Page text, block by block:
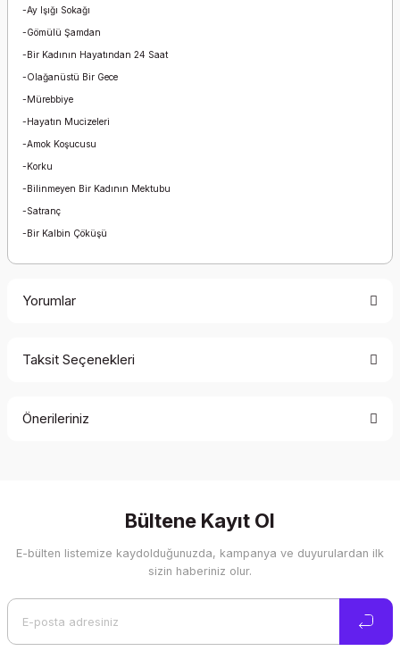
-Ay Işığı Sokağı
-Gömülü Şamdan
-Bir Kadının Hayatından 24 Saat
-Olağanüstü Bir Gece
-Mürebbiye
-Hayatın Mucizeleri
-Amok Koşucusu
-Korku
-Bilinmeyen Bir Kadının Mektubu
-Satranç
-Bir Kalbin Çöküşü
Yorumlar
Taksit Seçenekleri
Önerileriniz
Görüş ve önerileriniz için teşekkür ederiz.
Ürün resmi kalitesiz, bozuk veya görüntülenemiyor.
Bültene Kayıt Ol
E-bülten listemize kaydolduğunuzda, kampanya ve duyurulardan ilk
sizin haberiniz olur.